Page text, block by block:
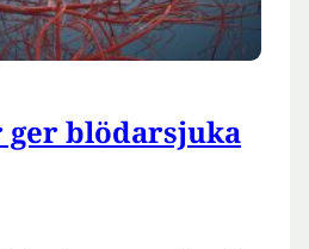
blödarsjuka